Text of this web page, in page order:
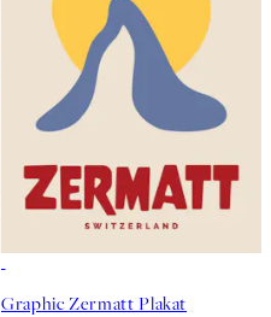
Graphic Zermatt Plakat